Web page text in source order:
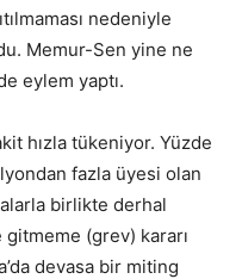
nedeniyle
Memur-Sen yine ne
eylem yaptı.
hızla tükeniyor. Yüzde
fazla üyesi olan
birlikte derhal
(grev) kararı
devasa bir miting